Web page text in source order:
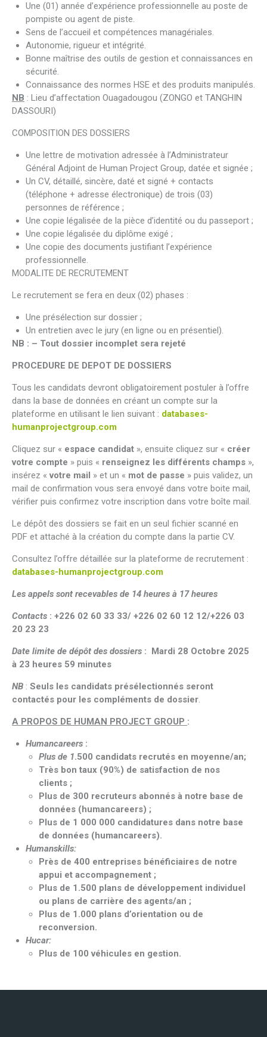
Une (01) année d’expérience professionnelle au poste de
pompiste ou agent de piste.
Sens de l’accueil et compétences managériales.
Autonomie, rigueur et intégrité.
Bonne maîtrise des outils de gestion et connaissances en
sécurité.
Connaissance des normes HSE et des produits manipulés.
NB : Lieu d’affectation Ouagadougou (ZONGO et TANGHIN
DASSOURI)
COMPOSITION DES DOSSIERS
Une lettre de motivation adressée à l’Administrateur
Général Adjoint de Human Project Group, datée et signée ;
Un CV, détaillé, sincère, daté et signé + contacts
(téléphone + adresse électronique) de trois (03)
personnes de référence ;
Une copie légalisée de la pièce d’identité ou du passeport ;
Une copie légalisée du diplôme exigé ;
Une copie des documents justifiant l’expérience
professionnelle.
MODALITE DE RECRUTEMENT
Le recrutement se fera en deux (02) phases :
Une présélection sur dossier ;
Un entretien avec le jury (en ligne ou en présentiel).
NB : – Tout dossier incomplet sera rejeté
PROCEDURE DE DEPOT DE DOSSIERS
Tous les candidats devront obligatoirement postuler à l’offre
dans la base de données en créant un compte sur la
plateforme en utilisant le lien suivant : databases-
humanprojectgroup.com
Cliquez sur « espace candidat », ensuite cliquez sur « créer
votre compte » puis « renseignez les différents champs »,
insérez « votre mail » et un « mot de passe » puis validez, un
mail de confirmation vous sera envoyé dans votre boite mail,
vérifier puis confirmez votre inscription dans votre boîte mail.
Le dépôt des dossiers se fait en un seul fichier scanné en
PDF et attaché à la création du compte dans la partie CV.
Consultez l’offre détaillée sur la plateforme de recrutement :
databases-humanprojectgroup.com
Les appels sont recevables de 14 heures à 17 heures
Contacts : +226 02 60 33 33/ +226 02 60 12 12/+226 03
20 23 23
Date limite de dépôt des dossiers : Mardi 28 Octobre 2025
à 23 heures 59 minutes
NB : Seuls les candidats présélectionnés seront
contactés pour les compléments de dossier.
A PROPOS DE HUMAN PROJECT GROUP :
Humancareers:
Plus de 1.500 candidats recrutés en moyenne/an;
Très bon taux (90%) de satisfaction de nos
clients ;
Plus de 300 recruteurs abonnés à notre base de
données (humancareers) ;
Plus de 1 000 000 candidatures dans notre base
de données (humancareers).
Humanskills:
Près de 400 entreprises bénéficiaires de notre
appui et accompagnement ;
Plus de 1.500 plans de développement individuel
ou plans de carrière des agents/an ;
Plus de 1.000 plans d’orientation ou de
reconversion.
Hucar:
Plus de 100 véhicules en gestion.